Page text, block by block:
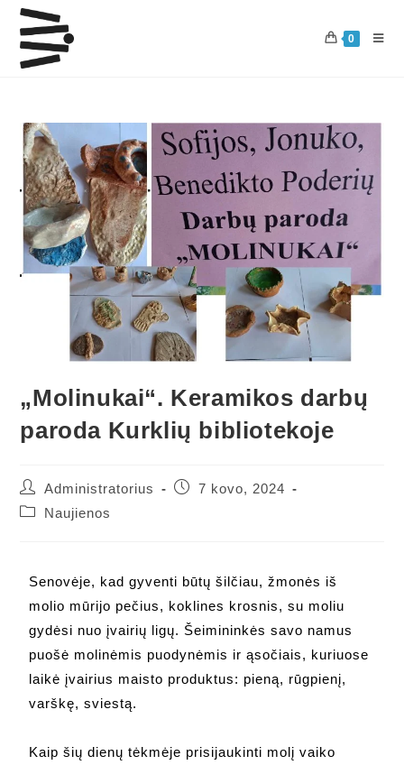
0
„Molinukai“. Keramikos darbų
paroda Kurklių bibliotekoje
Administratorius
7 kovo, 2024
Naujienos
Senovėje, kad gyventi būtų šilčiau, žmonės iš
molio mūrijo pečius, koklines krosnis, su moliu
gydėsi nuo įvairių ligų. Šeimininkės savo namus
puošė molinėmis puodynėmis ir ąsočiais, kuriuose
laikė įvairius maisto produktus: pieną, rūgpienį,
varškę, sviestą.
Kaip šių dienų tėkmėje prisijaukinti molį vaiko